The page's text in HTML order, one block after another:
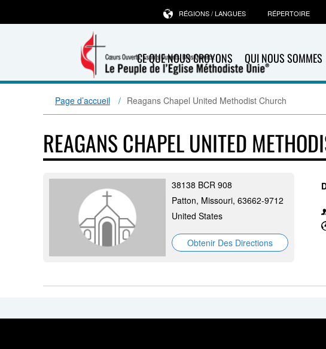
CE QUE NOUS CROYONS QUI NOUS SOMMES
RÉGIONS / LANGUES RÉPERTOIRE
Page d’accueil Reagans Chapel United Methodist Church
REAGANS CHAPEL UNITED
38138 BCR 908
Patton, Missouri, 63662-9712
United States
Obtenir Des Directions